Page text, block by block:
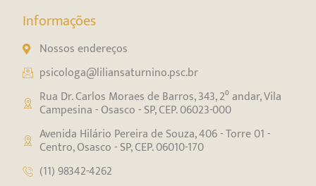
Informações
Nossos endereços
psicologa@liliansaturnino.psc.br
Rua Dr. Carlos Moraes de Barros, 343, 2⁰ andar, Vila
Campesina - Osasco - SP, CEP. 06023-000
Avenida Hilário Pereira de Souza, 406 - Torre 01 -
Centro, Osasco - SP, CEP. 06010-170
(11) 98342-4262